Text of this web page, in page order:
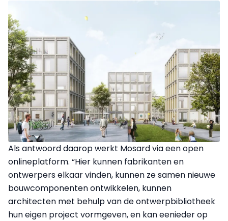
Als antwoord daarop werkt Mosard via een open
onlineplatform. “Hier kunnen fabrikanten en
ontwerpers elkaar vinden, kunnen ze samen nieuwe
bouwcomponenten ontwikkelen, kunnen
architecten met behulp van de ontwerpbibliotheek
hun eigen project vormgeven, en kan eenieder op